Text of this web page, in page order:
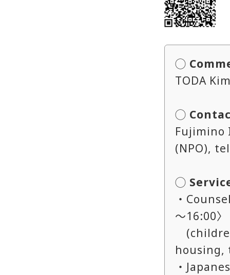
◯
TODA
◯
Fujimino
(NPO),
◯
・
～16:00〉
housing,
・